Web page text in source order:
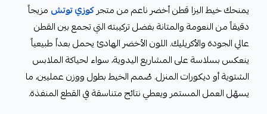
يمنحك خيط اليزا قطن أخضر ناعم من متجركوزي توتش مزيجاً
دقيقاً من النعومة والمتانة بفضل تركيبته التي تجمع بين القطن
عالي الجودة والأكريليك. اللون الأخضر الهادئ يحمل بعداً طبيعياً
ينعكس بسلاسة على المشاريع اليدوية، سواء لحياكة الملابس
الشتوية أو ديكورات المنزل. صُمم الخيط بطول ووزن عمليين، ما
يسهّل العمل المستمر ويعطي نتائج متناسقة في القطع المنفذة.